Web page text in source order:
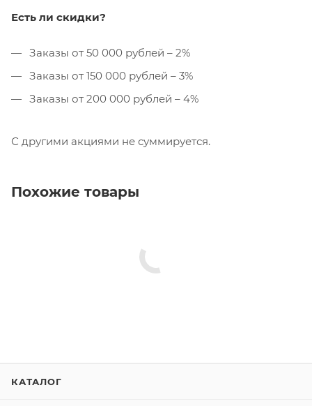
Есть ли скидки?
Заказы от 50 000 рублей – 2%
Заказы от 150 000 рублей – 3%
Заказы от 200 000 рублей – 4%
С другими акциями не суммируется.
Похожие товары
КАТАЛОГ